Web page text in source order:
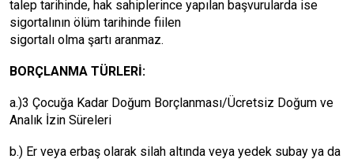
talep tarihinde, hak sahiplerince yapılan başvurularda ise
sigortalının ölüm tarihinde fiilen
sigortalı olma şartı aranmaz.
BORÇLANMA TÜRLERİ:
a.)3 Çocuğa Kadar Doğum Borçlanması/Ücretsiz Doğum ve
Analık İzin Süreleri
b.) Er veya erbaş olarak silah altında veya yedek subay ya da